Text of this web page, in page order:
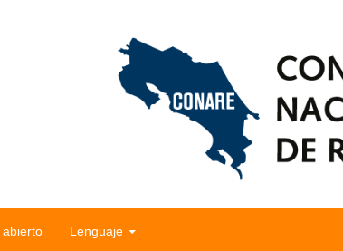
abierto Lenguaje